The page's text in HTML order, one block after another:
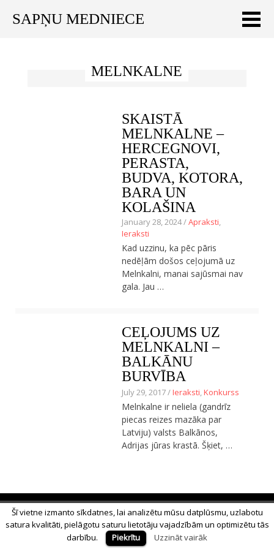
Meklēt:
Sākums
Praktiski ieteikumi
Publikācijas
Par mums
Ceļojumu apraksti
Par mums
Praktiski ieteikumi
Privātuma politika
Publikācijas
Ceļojumu apraksti
Jaunākie ieraksti
Par mums
Praktiski ieteikumi
SAPŅU MEDNIECE
MELNKALNE
SKAISTĀ
MELNKALNE –
HERCEGNOVI,
PERASTA,
BUDVA, KOTORA,
BARA UN
KOLAŠINA
January 28, 2024 /Apraksti,
Ieraksti
Kad uzzinu, ka pēc pāris
nedēļām došos ceļojumā uz
Melnkalni, manai sajūsmai nav
gala. Jau …
CEĻOJUMS UZ
MELNKALNI –
BALKĀNU
BURVĪBA
July 29, 2017 /Ieraksti,Konkurss
Melnkalne ir neliela (gandrīz
piecas reizes mazāka par
Latviju) valsts Balkānos,
Adrijas jūras krastā. Šķiet, …
© 2018 Alīna Andrušaite, Jēkabs Andrušaitis
Sākums
Par mums Privātuma politika
Šī vietne izmanto sīkdatnes, lai analizētu mūsu datplūsmu, uzlabotu
satura kvalitāti, pielāgotu saturu lietotāju vajadzībām un optimizētu tās
darbību.
Piekrītu Uzzināt vairāk